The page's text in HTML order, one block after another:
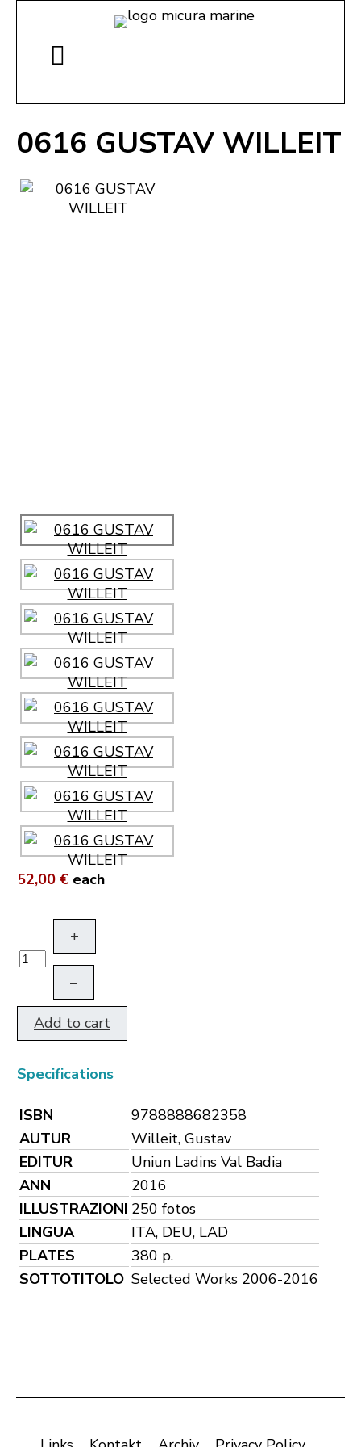
0616 GUSTAV WILLEIT
52,00 € each
+
–
Add to cart
Specifications
ISBN
9788888682358
AUTUR
Willeit, Gustav
EDITUR
Uniun Ladins Val Badia
ANN
2016
ILLUSTRAZIONI 250 fotos
LINGUA
ITA, DEU, LAD
PLATES
380 p.
SOTTOTITOLO Selected Works 2006-2016